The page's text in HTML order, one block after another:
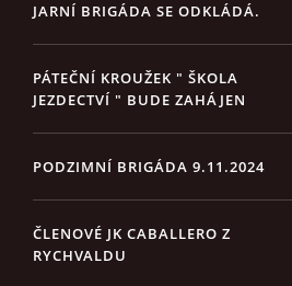
JARNÍ BRIGÁDA SE ODKLÁDÁ.
PÁTEČNÍ KROUŽEK " ŠKOLA
JEZDECTVÍ " BUDE ZAHÁJEN
PODZIMNÍ BRIGÁDA 9.11.2024
ČLENOVÉ JK CABALLERO Z
RYCHVALDU